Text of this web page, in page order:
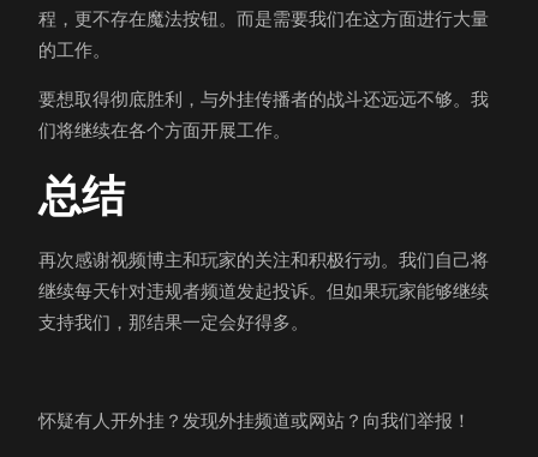
程，更不存在魔法按钮。而是需要我们在这方面进行大量
的工作。
要想取得彻底胜利，与外挂传播者的战斗还远远不够。我
们将继续在各个方面开展工作。
总结
再次感谢视频博主和玩家的关注和积极行动。我们自己将
继续每天针对违规者频道发起投诉。但如果玩家能够继续
支持我们，那结果一定会好得多。
怀疑有人开外挂？发现外挂频道或网站？向我们举报！